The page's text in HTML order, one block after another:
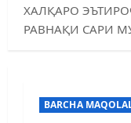
ХАЛҚАРО
РАВНАҚИ САРИ
BARCHA